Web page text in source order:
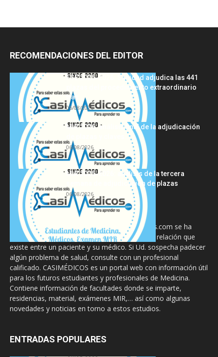
RECOMENDACIONES DEL EDITOR
FSE 2025-2026: Sanidad adjudica las 441
plazas del procedimiento extraordinario
tras...
06/08/2026
MIR 2026: análisis final de la adjudicación
de plazas y claves...
06/08/2026
MIR 2025-2026: análisis de la tercera
semana de adjudicación de plazas
06/08/2026
La información proporcionada en CasiMedicos.com se ha
diseñado para complementar, no substituir, la relación que
existe entre un paciente y su médico. Si Ud. sospecha padecer
algún problema de salud, consulte con un profesional
calificado. CASIMÉDICOS es un portal web con información útil
para los futuros estudiantes y profesionales de Medicina.
Contiene información de facultades donde se imparte,
residencias, material, exámenes MIR,… así como algunas
novedades y noticias en torno a estos estudios.
ENTRADAS POPULARES